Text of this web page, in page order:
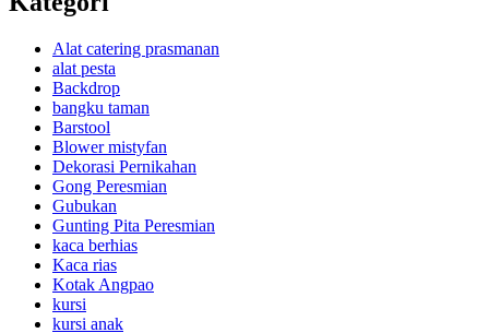
Alat catering prasmanan
alat pesta
Backdrop
bangku taman
Barstool
Blower mistyfan
Dekorasi Pernikahan
Gong Peresmian
Gubukan
Gunting Pita Peresmian
kaca berhias
Kaca rias
Kotak Angpao
kursi
kursi anak